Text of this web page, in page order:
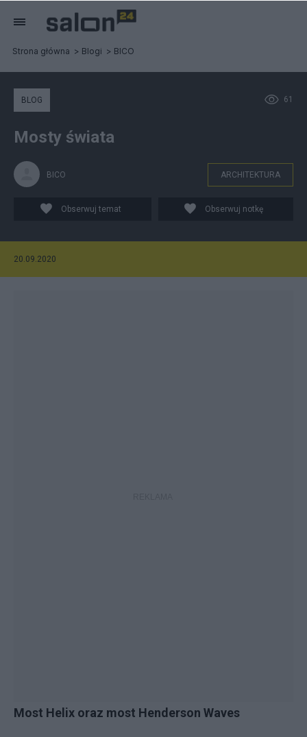
Strona główna Blogi BICO
61
BLOG
Mosty świata
BICO ARCHITEKTURA
Obserwuj temat Obserwuj notkę
20.09.2020
Most Helix oraz most Henderson Waves